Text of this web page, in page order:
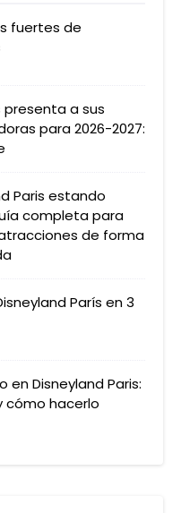
fuertes de
presenta a sus
para 2026-2027:
Paris estando
completa para
de forma
París en 3
en Disneyland Paris:
cómo hacerlo